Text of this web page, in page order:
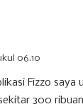
06.10
Fizzo saya
300